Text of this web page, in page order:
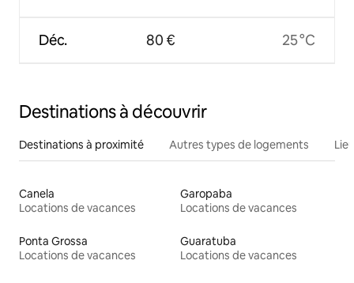
Déc. 80 € 25 °C
Destinations à découvrir
Destinations à proximité Autres types de logements
Canela
Locations de vacances
Garopaba
Locations de vacances
Ponta Grossa
Locations de vacances
Guaratuba
Locations de vacances